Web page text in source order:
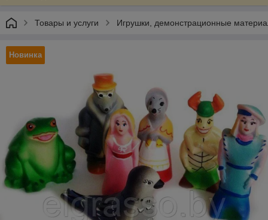
Товары и услуги Игрушки, демонстрационные
Новинка